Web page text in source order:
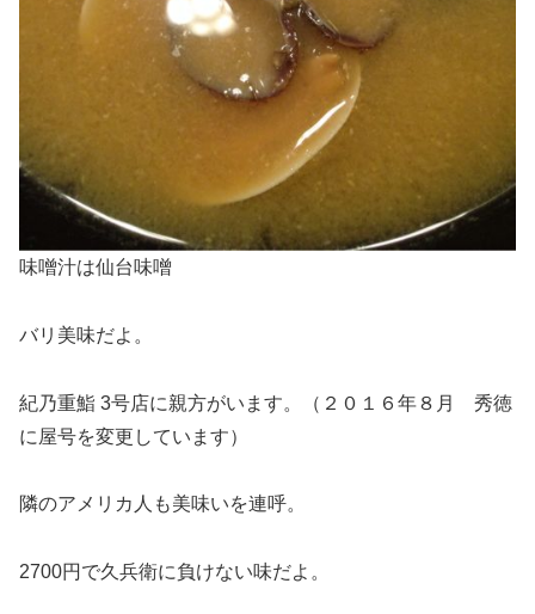
味噌汁は仙台味噌
バリ美味だよ。
紀乃重鮨 3号店に親方がいます。（２０１６年８月 秀徳
に屋号を変更しています）
隣のアメリカ人も美味いを連呼。
2700円で久兵衛に負けない味だよ。